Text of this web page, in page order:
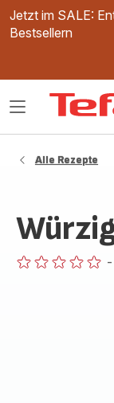
Jetzt im SALE:
Bestsellern
Das
Alle Rezepte
-